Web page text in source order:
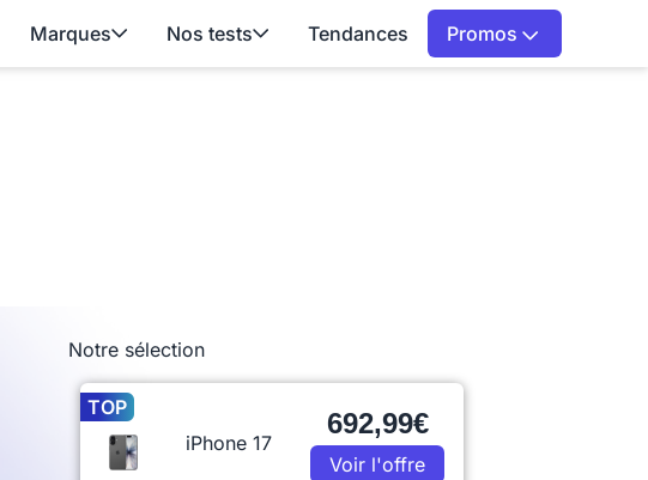
Marques Nos tests Tendances Promos
Notre sélection
TOP
iPhone 17
692,99€
Voir l'offre